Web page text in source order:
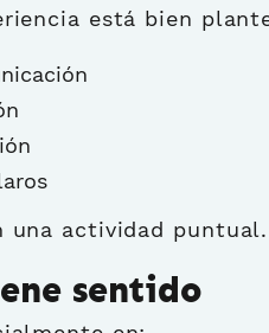
está bien
una actividad puntual.
sentido